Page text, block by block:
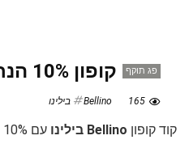
פג תוקף קופון 10% הנחה – Bellino בילינו
165 Bellino בילינו
קוד קופון Bellino בילינו